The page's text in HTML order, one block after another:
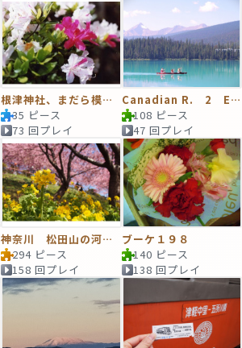
根津神社、まだら模様のつつじの花。
35 ピース
73 回プレイ
Canadian R. 2 Emerald Lake
108 ピース
47 回プレイ
神奈川 松田山の河津桜と菜の花
294 ピース
158 回プレイ
ブーケ１９８
140 ピース
138 回プレイ